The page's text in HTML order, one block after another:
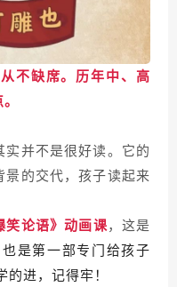
不缺席。 历年中、高
并不是很好读。它的
的交代，孩子读起来
笑论语》动画课，这是
是第一部专门给孩子
进，记得牢！